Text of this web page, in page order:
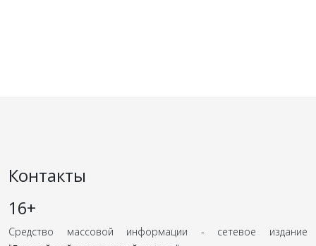
Контакты
16+
Средство массовой информации - сетевое издание